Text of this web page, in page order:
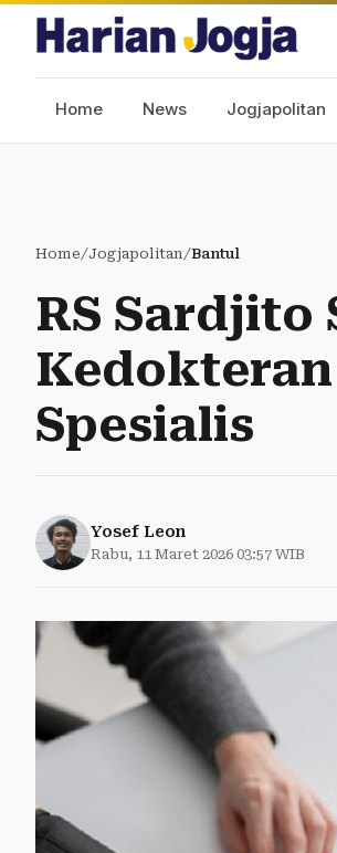
Home News Jogjapolitan
Home/Jogjapolitan/Bantul
RS Sardjito
Spesialis
Yosef Leon
Rabu, 11 Maret 2026 03:57 WIB